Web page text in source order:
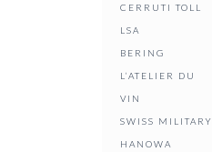
VALÓK
LEVÉLBONTÓK
NAGYÍTÓK
KÖNYVJELZŐK
NAPLÓK,
NAPTÁRAK,
MAPPÁK
OLVASÁS
ÍRÓASZTALRA
VALÓK
LEVÉLBONTÓK
NAGYÍTÓK
NAPLÓK,
NAPTÁRAK,
CERRUTI TOLL
LSA
BERING
L’ATELIER DU
VIN
SWISS MILITARY
HANOWA